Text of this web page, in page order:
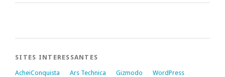
SITES INTERESSANTES
AcheiConquista Ars Technica Gizmodo WordPress